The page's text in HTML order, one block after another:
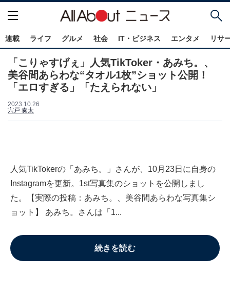
連載 ライフ グルメ 社会 IT・ビジネス エンタメ リサ
「こりゃすげぇ」人気TikToker・あみち。、
美谷間あらわな“タオル1枚”ショット公開！
「エロすぎる」「たえられない」
2023.10.26
宍戸 奏太
人気TikTokerの「あみち。」さんが、10月23日に自身の
Instagramを更新。1st写真集のショットを公開しまし
た。【実際の投稿：あみち。、美谷間あらわな写真集シ
ョット】 あみち。さんは「1...
続きを読む